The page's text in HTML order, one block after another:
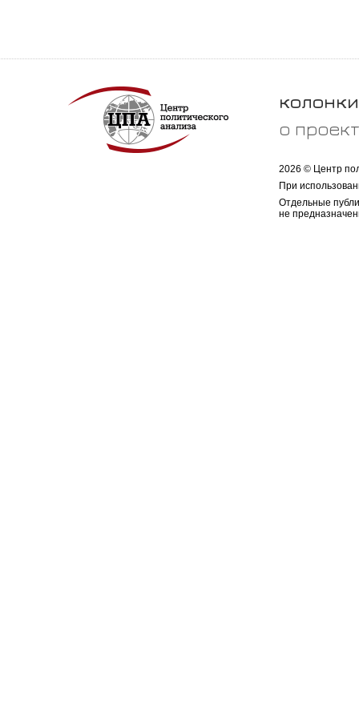
колонки
о
2026 © Центр
При
Отдельные
не